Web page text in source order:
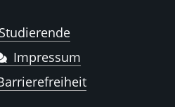
Impressum